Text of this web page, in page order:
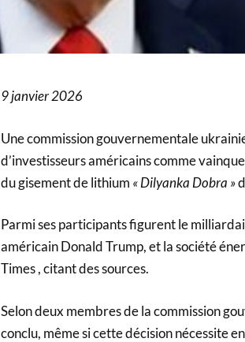
9 janvier 2026
Une commission gouvernementale
d’investisseurs américains comme
du gisement de lithium « Dilyanka Dobra »
Parmi ses participants figurent le
américain Donald Trump, et la société
Times , citant des sources.
Selon deux membres de la commission
conclu, même si cette décision nécessite